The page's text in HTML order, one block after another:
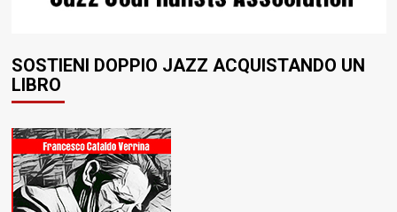
SOSTIENI DOPPIO JAZZ ACQUISTANDO UN
LIBRO